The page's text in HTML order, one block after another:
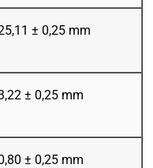
± 0,25 mm
± 0,25 mm
± 0,25 mm